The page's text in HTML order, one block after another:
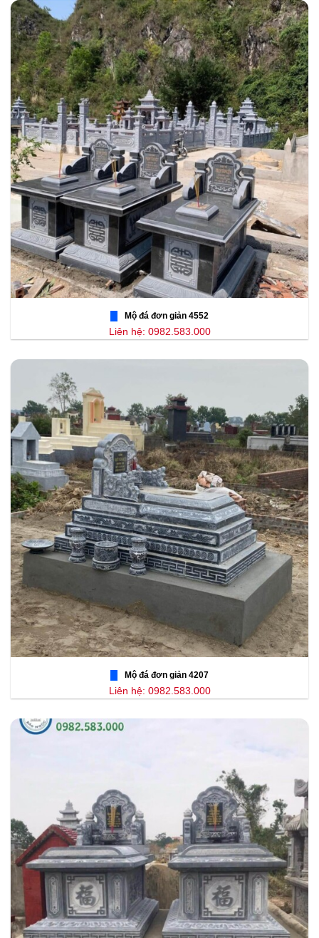
Mộ đá đơn giản 4552
Liên hệ: 0982.583.000
Mộ đá đơn giản 4207
Liên hệ: 0982.583.000